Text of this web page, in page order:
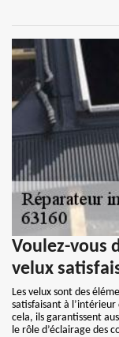
Voulez-vous
velux
Les velux sont des
satisfaisant à l’intérieur
cela, ils garantissent
le rôle d’éclairage des